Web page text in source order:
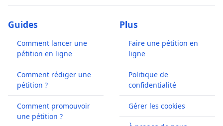
Guides
Comment lancer une
pétition en ligne
Comment rédiger une
pétition ?
Comment promouvoir
une pétition ?
Plus
Faire une pétition en
ligne
Politique de
confidentialité
Gérer les cookies